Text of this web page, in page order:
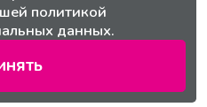
политикой
данных.